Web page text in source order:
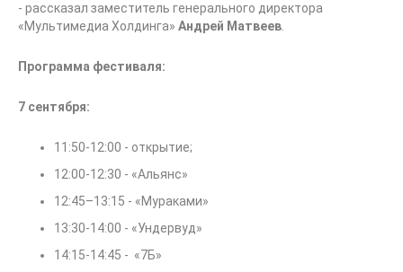
- рассказал заместитель генерального директора
«Мультимедиа Холдинга» Андрей Матвеев
Программа фестиваля:
7 сентября:
11:50-12:00 - открытие;
12:00-12:30 - «Альянс»
12:45–13:15 - «Мураками»
13:30-14:00 - «Ундервуд»
14:15-14:45 - «7Б»